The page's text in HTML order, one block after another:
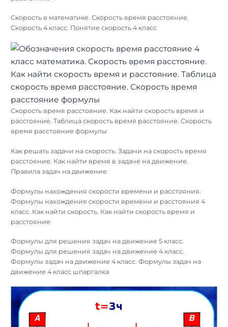
Скорость в математике. Скорость время расстояние.
Скорость 4 класс. Понятие скорость 4 класс
Скорость время расстояние. Как найти скорость время и
расстояние. Таблица скорость время расстояние. Скорость
время расстояние формулы
Как решать задачи на скорость. Задачи на скорость время
расстояние. Как найти время в задаче на движение.
Правила задач на движение
Формулы нахождения скорости времени и расстояния.
Формулы нахождения скорости времени и расстояния 4
класс. Как найти скорость. Как найти скорость время и
расстояние
Формулы для решения задач на движение 5 класс.
Формулы для решения задач на движение 4 класс.
Формулы задач на движение 4 класс. Формулы задач на
движение 4 класс шпаргалка